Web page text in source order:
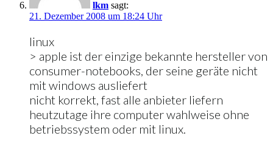
lkm sagt:
21. Dezember 2008 um 18:24 Uhr
linux
> apple ist der einzige bekannte hersteller von
consumer-notebooks, der seine geräte nicht
mit windows ausliefert
nicht korrekt, fast alle anbieter liefern
heutzutage ihre computer wahlweise ohne
betriebssystem oder mit linux.